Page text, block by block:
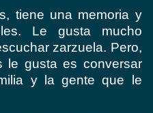
tiene una memoria y
Le gusta mucho
zarzuela. Pero,
le gusta es conversar
y la gente que le